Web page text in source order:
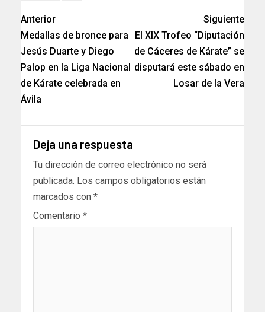
Anterior
Medallas de bronce para
Jesús Duarte y Diego
Palop en la Liga Nacional
de Kárate celebrada en
Ávila
Siguiente
El XIX Trofeo “Diputación
de Cáceres de Kárate” se
disputará este sábado en
Losar de la Vera
Deja una respuesta
Tu dirección de correo electrónico no será
publicada. Los campos obligatorios están
marcados con *
Comentario *